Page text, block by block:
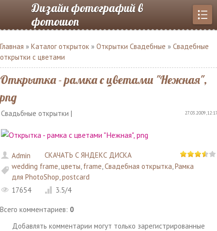
Дизайн фотографий в
фотошоп
Главная » Каталог открыток » Открытки Свадебные » Свадебные
открытки с цветами
Открытка - рамка с цветами "Нежная",
png
Свадьбные открытки | 27.03.2009,
Admin
СКАЧАТЬ С ЯНДЕКС ДИСКА
wedding frame,цветы, frame,Свадебная открытка,Рамка
для PhotoShop,postcard
17654
3.5/4
Всего комментариев: 0
Добавлять комментарии могут только зарегистрированные